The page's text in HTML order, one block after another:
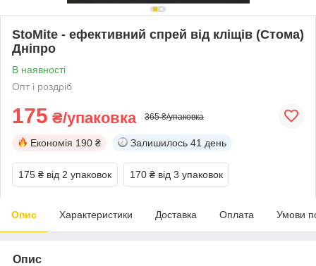
StoMite - ефективний спрей від кліщів (Стома)
Дніпро
В наявності
Опт і роздріб
175 ₴/упаковка 365 ₴/упаковка
Економія 190 ₴ Залишилось 41 день
175 ₴ від 2 упаковок 170 ₴ від 3 упаковок
Опис Характеристики Доставка Оплата Умови
Опис